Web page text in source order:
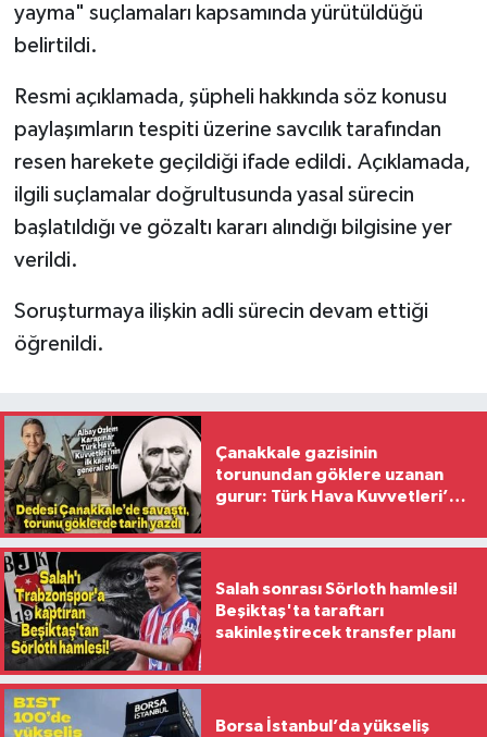
yayma" suçlamaları kapsamında yürütüldüğü
belirtildi.
Resmi açıklamada, şüpheli hakkında söz konusu
paylaşımların tespiti üzerine savcılık tarafından
resen harekete geçildiği ifade edildi. Açıklamada,
ilgili suçlamalar doğrultusunda yasal sürecin
başlatıldığı ve gözaltı kararı alındığı bilgisine yer
verildi.
Soruşturmaya ilişkin adli sürecin devam ettiği
öğrenildi.
Çanakkale gazisinin
torunundan göklere uzanan
gurur: Türk Hava Kuvvetleri’nin
Salah sonrası Sörloth hamlesi!
Beşiktaş'ta taraftarı
sakinleştirecek transfer planı
Borsa İstanbul’da yükseliş